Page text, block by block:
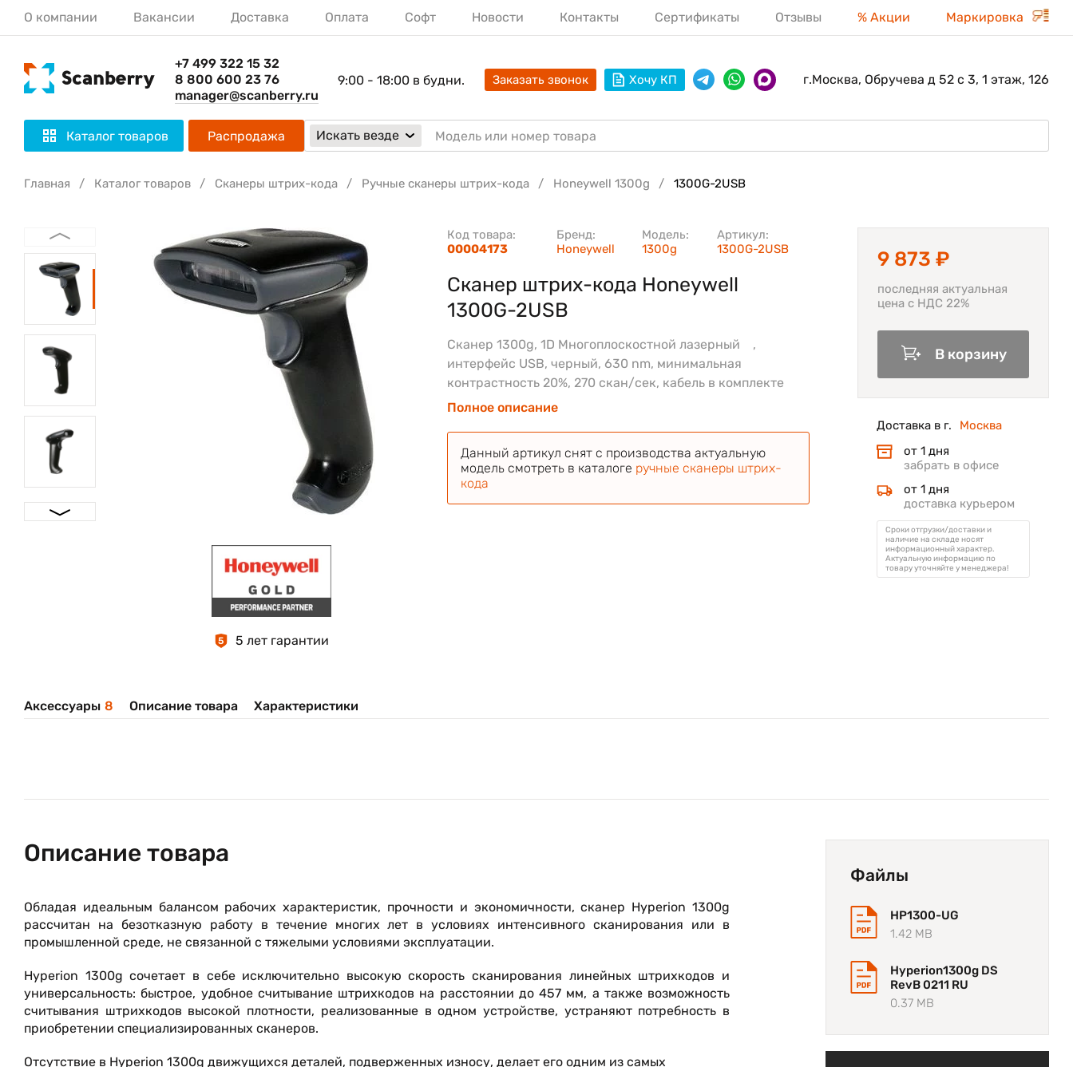
О компании Вакансии Доставка Оплата Софт Новости Контакты Сертификаты Отзывы % Акции Маркировка
+7 499 322 15 32
8 800 600 23 76
manager@scanberry.ru
9:00 - 18:00 в будни. Заказать звонок Хочу КП г.Москва, Обручева д 52 с 3, 1 этаж, 126
Каталог товаров Распродажа Искать везде
Главная Каталог товаров Сканеры штрих-кода Ручные сканеры штрих-кода Honeywell 1300g 1300G-2USB
5 5 лет гарантии
Бренд:
Honeywell
Модель:
1300g
Код товара:
00004173
Артикул:
1300G-2USB
Сканер штрих-кода Honeywell
1300G-2USB
Сканер 1300g, 1D Многоплоскостной лазерный ,
интерфейс USB, черный, 630 nm, минимальная
контрастность 20%, 270 скан/сек, кабель в комплекте
Полное описание
Данный артикул снят с производства актуальную
модель смотреть в каталоге ручные сканеры штрих-
кода
9 873 ₽
последняя актуальная
цена с НДС 22%
В корзину
Доставка в г.
Москва
от 1 дня
забрать в офисе
от 1 дня
доставка курьером
Сроки отгрузки/доставки и
наличие на складе носят
информационный характер.
Актуальную информацию по
товару уточняйте у менеджера!
Аксессуары 8 Описание товара Характеристики
Описание товара
Обладая идеальным балансом рабочих характеристик, прочности и экономичности, сканер Hyperion 1300g
рассчитан на безотказную работу в течение многих лет в условиях интенсивного сканирования или в
промышленной среде, не связанной с тяжелыми условиями эксплуатации.
Hyperion 1300g сочетает в себе исключительно высокую скорость сканирования линейных штрихкодов и
универсальность: быстрое, удобное считывание штрихкодов на расстоянии до 457 мм, а также возможность
считывания штрихкодов высокой плотности, реализованные в одном устройстве, устраняют потребность в
приобретении специализированных сканеров.
Отсутствие в Hyperion 1300g движущихся деталей, подверженных износу, делает его одним из самых
Файлы
HP1300-UG
1.42 MB
Hyperion1300g DS
RevB 0211 RU
0.37 MB